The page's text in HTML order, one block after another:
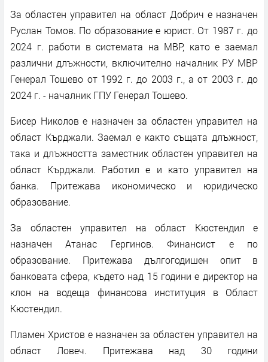
За областен управител на област Добрич е назначен
Руслан Томов. По образование е юрист. От 1987 г. до
2024 г. работи в системата на МВР, като е заемал
различни длъжности, включително началник РУ МВР
Генерал Тошево от 1992 г. до 2003 г., а от 2003 г. до
2024 г. - началник ГПУ Генерал Тошево.
Бисер Николов е назначен за областен управител на
област Кърджали. Заемал е както същата длъжност,
така и длъжността заместник областен управител на
област Кърджали. Работил е и като управител на
банка. Притежава икономическо и юридическо
образование.
За областен управител на област Кюстендил е
назначен Атанас Гергинов. Финансист е по
образование. Притежава дългогодишен опит в
банковата сфера, където над 15 години е директор на
клон на водеща финансова институция в Област
Кюстендил.
Пламен Христов е назначен за областен управител на
област Ловеч. Притежава над 30 години